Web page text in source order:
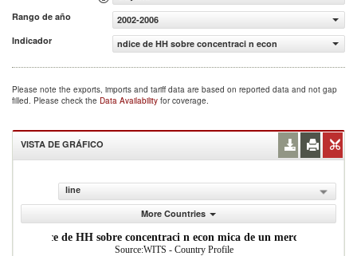
Rango de año
2002-2006
Indicador
ndice de HH sobre concentraci n econ mica de un
Please note the exports, imports and tariff data are based on reported data and not gap
filled. Please check the Data Availability for coverage.
VISTA DE GRÁFICO
line
More Countries
ndice de HH sobre concentraci n econ mica de un mercado
Source:WITS - Country Profile